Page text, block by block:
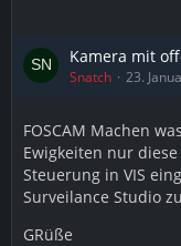
Kamera mit
Snatch 23.
FOSCAM Machen
Ewigkeiten nur
Steuerung in VIS
Surveilance Studio
GRüße